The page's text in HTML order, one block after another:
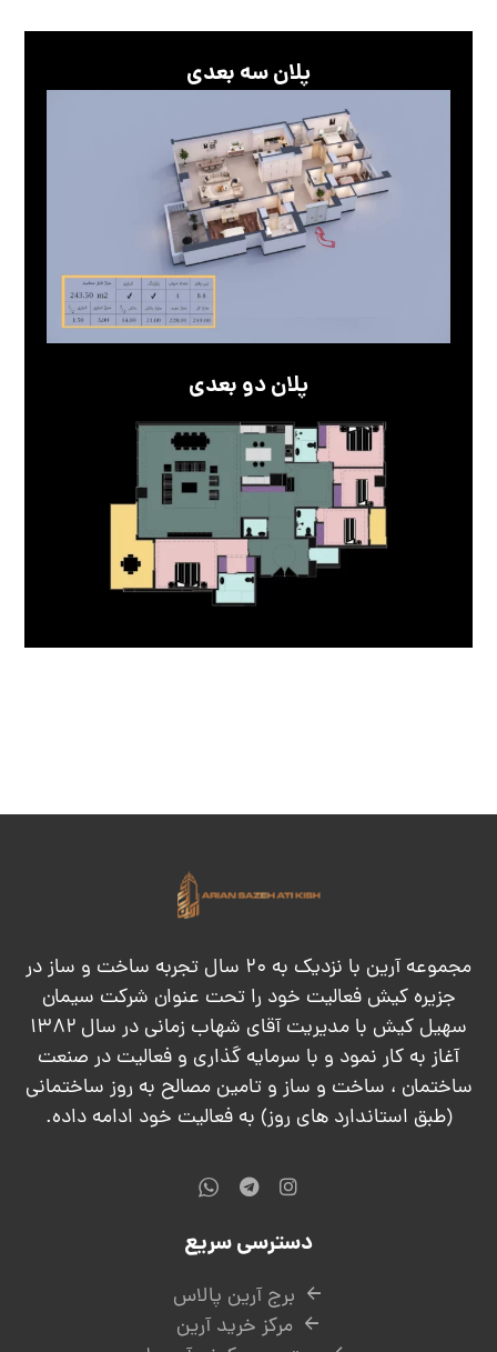
پلان سه بعدی
پلان دو بعدی
مجموعه آرین با نزدیک به ۲۰ سال تجربه ساخت و ساز در
جزیره کیش فعالیت خود را تحت عنوان شرکت سیمان
سهیل کیش با مدیریت آقای شهاب زمانی در سال ۱۳۸۲
آغاز به کار نمود و با سرمایه گذاری و فعالیت در صنعت
ساختمان ، ساخت و ساز و تامین مصالح به روز ساختمانی
(طبق استاندارد های روز) به فعالیت خود ادامه داده.
دسترسی سریع
برج آرین پالاس
مرکز خرید آرین